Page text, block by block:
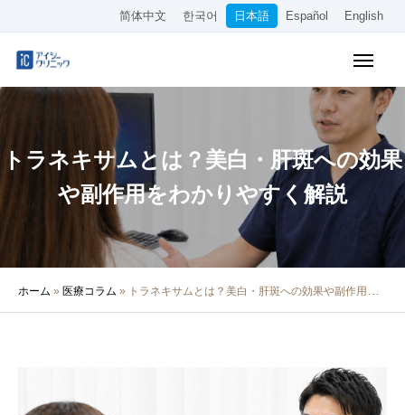
简体中文 한국어 日本語 Español English
トラネキサムとは？美白・肝斑への効果
や副作用をわかりやすく解説
ホーム » 医療コラム » トラネキサムとは？美白・肝斑への効果や副作用をわかりやすく解説
アクセス
クリニック紹介
院長・医師の紹介